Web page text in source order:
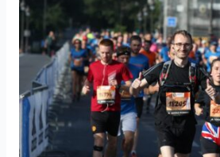
de
Paris
2026
toutes
les
infos
en